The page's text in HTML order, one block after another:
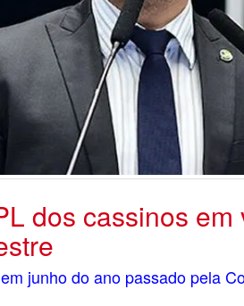
dos cassinos
junho do ano passado pela